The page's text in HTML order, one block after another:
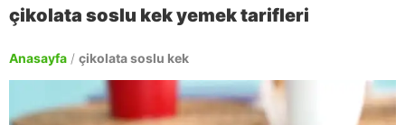
çikolata soslu kek yemek tarifleri
Anasayfa / çikolata soslu kek